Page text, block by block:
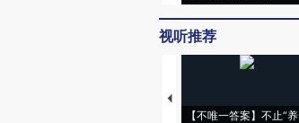
视听推荐
【不唯一答案】不止“养